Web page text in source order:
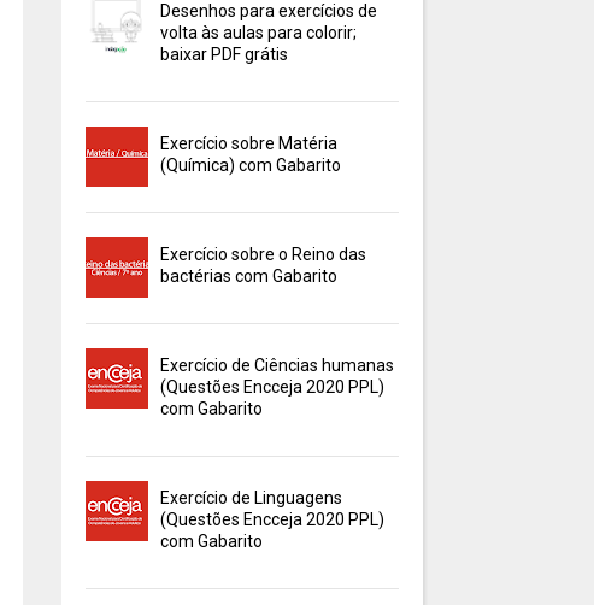
Desenhos para exercícios de
volta às aulas para colorir;
baixar PDF grátis
Exercício sobre Matéria
(Química) com Gabarito
Exercício sobre o Reino das
bactérias com Gabarito
Exercício de Ciências humanas
(Questões Encceja 2020 PPL)
com Gabarito
Exercício de Linguagens
(Questões Encceja 2020 PPL)
com Gabarito